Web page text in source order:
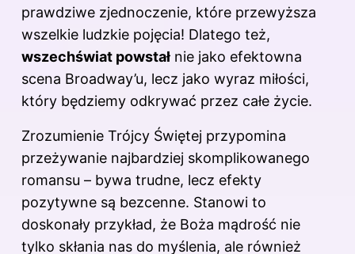
prawdziwe zjednoczenie, które przewyższa
wszelkie ludzkie pojęcia! Dlatego też,
wszechświat powstał nie jako efektowna
scena Broadway’u, lecz jako wyraz miłości,
który będziemy odkrywać przez całe życie.
Zrozumienie Trójcy Świętej przypomina
przeżywanie najbardziej skomplikowanego
romansu – bywa trudne, lecz efekty
pozytywne są bezcenne. Stanowi to
doskonały przykład, że Boża mądrość nie
tylko skłania nas do myślenia, ale również